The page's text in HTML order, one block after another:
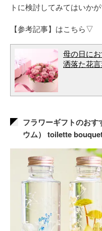
トに検討してみてはいかが
【参考記事】はこちら▽
母の日に
洒落た花
フラワーギフトのお
ウム） toilette